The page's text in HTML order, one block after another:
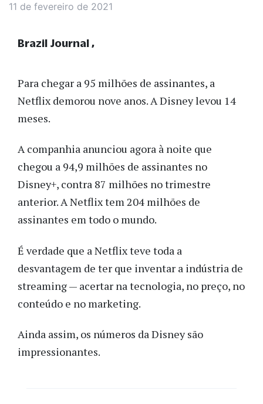
11 de fevereiro de 2021
Para chegar a 95 milhões de assinantes, a
Netflix demorou nove anos. A Disney levou 14
meses.
A companhia anunciou agora à noite que
chegou a 94,9 milhões de assinantes no
Disney+, contra 87 milhões no trimestre
anterior. A Netflix tem 204 milhões de
assinantes em todo o mundo.
É verdade que a Netflix teve toda a
desvantagem de ter que inventar a indústria de
streaming — acertar na tecnologia, no preço, no
conteúdo e no marketing.
Ainda assim, os números da Disney são
impressionantes.
Brazil Journal